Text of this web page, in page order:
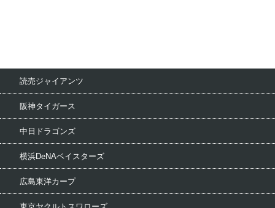
読売ジャイアンツ
阪神タイガース
中日ドラゴンズ
横浜DeNAベイスターズ
広島東洋カープ